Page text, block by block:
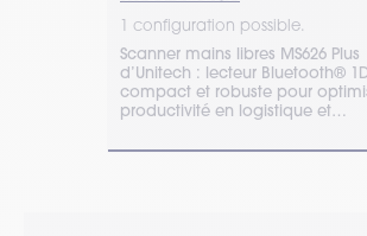
1 configuration possible.
Scanner mains libres MS626 Plus
d’Unitech : lecteur Bluetooth®
compact et robuste pour
productivité en logistique et